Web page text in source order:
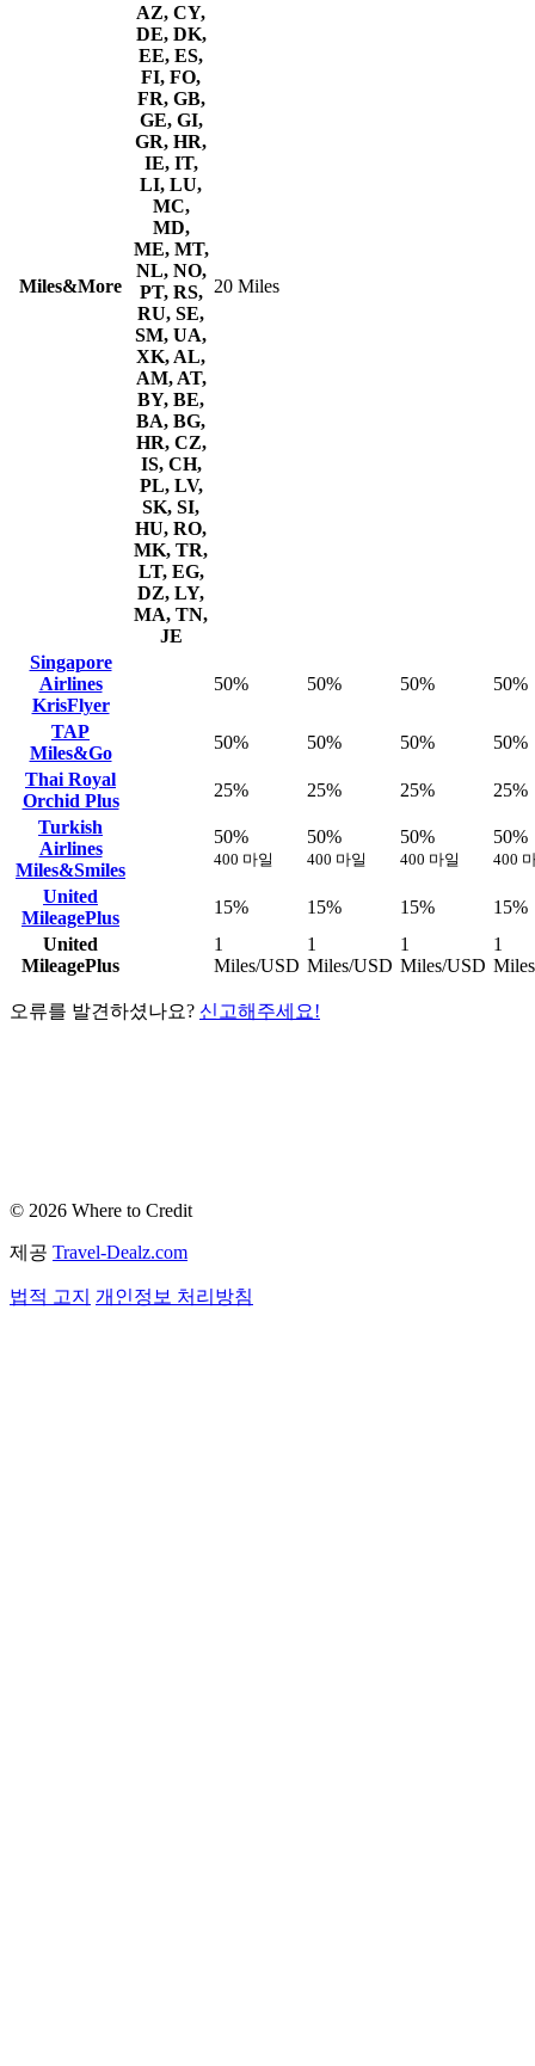
Miles&More
AZ, CY,
DE, DK,
EE, ES,
FI, FO,
FR, GB,
GE, GI,
GR, HR,
IE, IT,
LI, LU,
MC,
MD,
ME, MT,
NL, NO,
PT, RS,
RU, SE,
SM, UA,
XK, AL,
AM, AT,
BY, BE,
BA, BG,
HR, CZ,
IS, CH,
PL, LV,
SK, SI,
HU, RO,
MK, TR,
LT, EG,
DZ, LY,
MA, TN,
JE
20 Miles
Singapore
Airlines
KrisFlyer
50% 50% 50% 50%
TAP
Miles&Go
50% 50% 50%
50%
Thai Royal
Orchid Plus
25% 25% 25%
25%
Turkish
Airlines
Miles&Smiles
50%
400 마일
50%
400 마일
50%
400 마일
50%
400
United
MileagePlus
15% 15% 15%
15%
United
MileagePlus
1
Miles/USD
1
Miles/USD
1
Miles/USD
1
오류를 발견하셨나요? 신고해주세요!
© 2026 Where to Credit
제공 Travel-Dealz.com
법적 고지 개인정보 처리방침